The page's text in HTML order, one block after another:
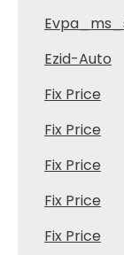
Ezid-Auto
Fix Price
Fix Price
Fix Price
Fix Price
Fix Price